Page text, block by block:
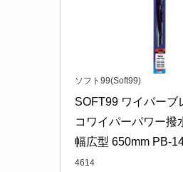
ソフト99(Soft99)
SOFT99 ワイパーブ
コワイパーパワー撥
幅広型 650mm PB-
4614